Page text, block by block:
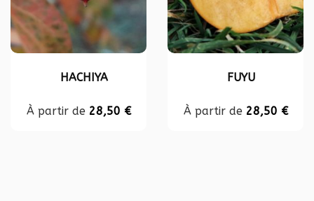
HACHIYA
À partir de 28,50 €
FUYU
À partir de 28,50 €